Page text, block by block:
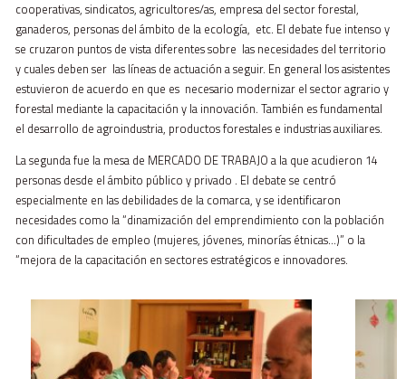
cooperativas, sindicatos, agricultores/as, empresa del sector forestal,
ganaderos, personas del ámbito de la ecología, etc. El debate fue intenso y
se cruzaron puntos de vista diferentes sobre las necesidades del territorio
y cuales deben ser las líneas de actuación a seguir. En general los asistentes
estuvieron de acuerdo en que es necesario modernizar el sector agrario y
forestal mediante la capacitación y la innovación. También es fundamental
el desarrollo de agroindustria, productos forestales e industrias auxiliares.
La segunda fue la mesa de MERCADO DE TRABAJO a la que acudieron 14
personas desde el ámbito público y privado . El debate se centró
especialmente en las debilidades de la comarca, y se identificaron
necesidades como la “dinamización del emprendimiento con la población
con dificultades de empleo (mujeres, jóvenes, minorías étnicas…)” o la
“mejora de la capacitación en sectores estratégicos e innovadores.